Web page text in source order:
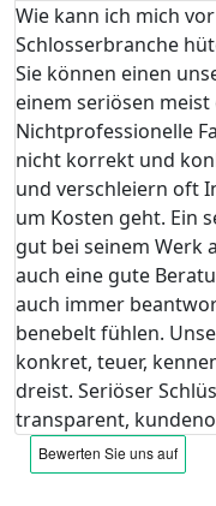
Wie kann ich mich
Schlosserbranche
Sie können einen
einem seriösen
Nichtprofessionelle
nicht korrekt und
und verschleiern oft
um Kosten geht. Ein
gut bei seinem Werk
auch eine gute
auch immer
benebelt fühlen.
konkret, teuer,
dreist. Seriöser
transparent,